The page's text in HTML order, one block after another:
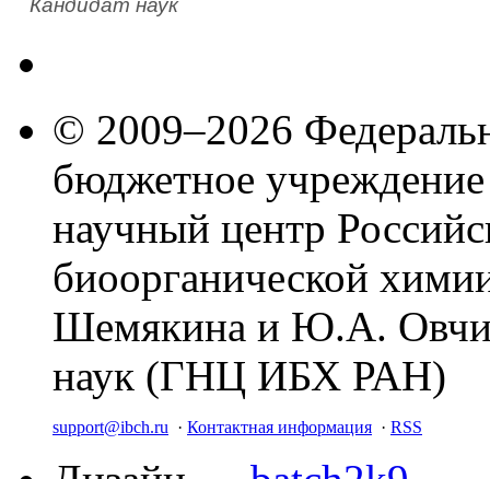
Кандидат наук
© 2009–2026
бюджетное
научный центр
биоорганической
Шемякина и Ю.А.
наук (ГНЦ ИБХ РАН)
support@ibch.ru · Контактная информация · RSS